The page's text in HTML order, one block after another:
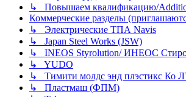
↳ Повышаем квалификацию/
Коммерческие разделы
↳ Электрические ТПА Navis
↳ Japan Steel Works (JSW)
↳ INEOS Styrolution/ ИНЕОС
↳ YUDO
↳ Тимити молдс энд плэстикс Ко
↳ Пластмаш (ФПМ)